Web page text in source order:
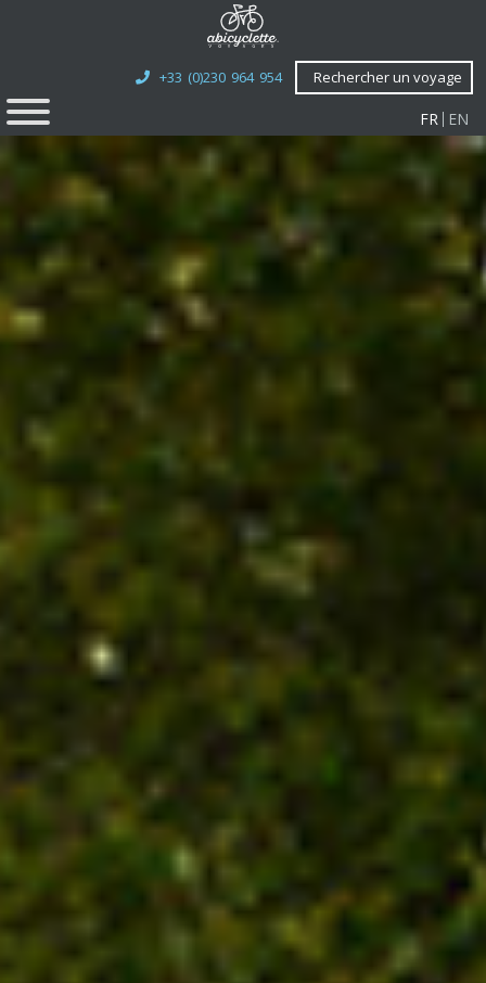
+33 (0)230 964 954 Rechercher un voyage
FR EN